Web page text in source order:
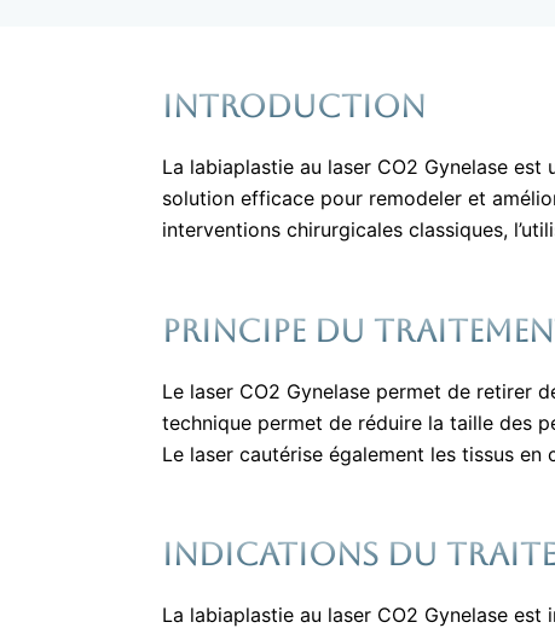
Introduction
La labiaplastie au laser CO2 Gynelase
solution efficace pour remodeler et
interventions chirurgicales classiques,
Principe du
Le laser CO2 Gynelase permet de retirer
technique permet de réduire la taille des
Le laser cautérise également les tissus
Indications du
La labiaplastie au laser CO2 Gynelase est